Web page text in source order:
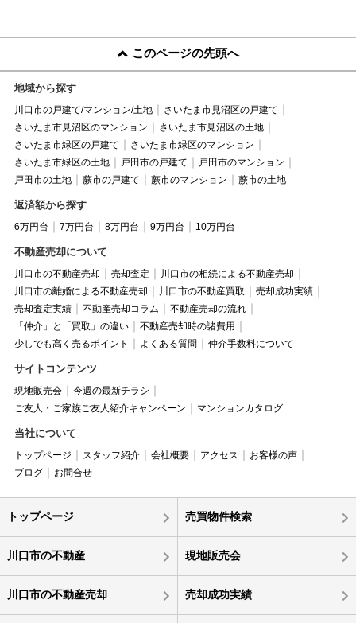
このページの先頭へ
地域から探す
川口市の戸建て/マンション/土地
さいたま市見沼区の戸建て
さいたま市見沼区のマンション
さいたま市見沼区の土地
さいたま市緑区の戸建て
さいたま市緑区のマンション
さいたま市緑区の土地
戸田市の戸建て
戸田市のマンション
戸田市の土地
蕨市の戸建て 蕨市のマンション 蕨市の土地
返済額から探す
6万円台 7万円台 8万円台 9万円台 10万円台
不動産売却について
川口市の不動産売却 売却査定
川口市の相続による不動産売却
川口市の離婚による不動産売却
川口市の不動産買取
売却成功実績
売却査定実績
不動産売却コラム
不動産売却の流れ
「仲介」と「買取」の違い
不動産売却時の諸費用
少しでも高く売るポイント
よくある質問 仲介手数料について
サイトコンテンツ
現地販売会
今週の最新チラシ
ご友人・ご家族ご友人紹介キャンペーン
マンションカタログ
当社について
トップページ スタッフ紹介 会社概要 アクセス
お客様の声
ブログ
お問合せ
トップページ 売買物件検索
川口市の不動産 現地販売会
川口市の不動産売却 売却成功実績